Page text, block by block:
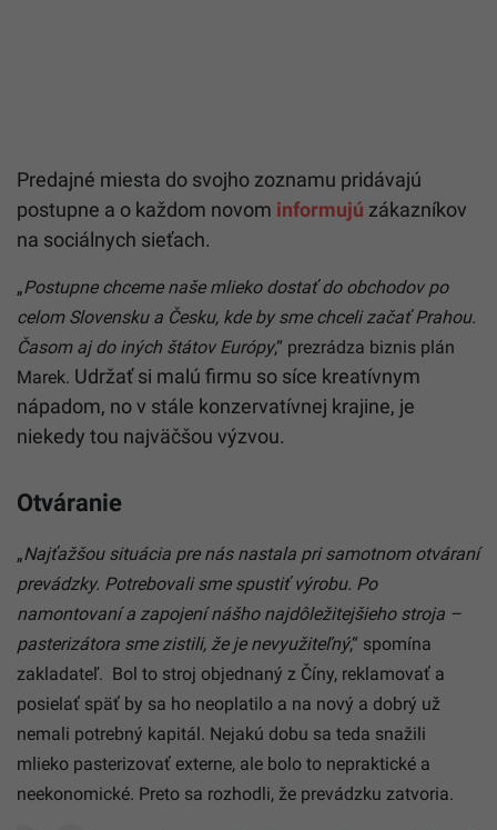
Predajné miesta do svojho zoznamu pridávajú
postupne a o každom novom informujú zákazníkov
na sociálnych sieťach.
„Postupne chceme naše mlieko dostať do obchodov po
celom Slovensku a Česku, kde by sme chceli začať Prahou.
Časom aj do iných štátov Európy,“ prezrádza biznis plán
Marek. Udržať si malú firmu so síce kreatívnym
nápadom, no v stále konzervatívnej krajine, je
niekedy tou najväčšou výzvou.
Otváranie
„Najťažšou situácia pre nás nastala pri samotnom otváraní
prevádzky. Potrebovali sme spustiť výrobu. Po
namontovaní a zapojení nášho najdôležitejšieho stroja –
pasterizátora sme zistili, že je nevyužiteľný,“ spomína
zakladateľ. Bol to stroj objednaný z Číny, reklamovať a
posielať späť by sa ho neoplatilo a na nový a dobrý už
nemali potrebný kapitál. Nejakú dobu sa teda snažili
mlieko pasterizovať externe, ale bolo to nepraktické a
neekonomické. Preto sa rozhodli, že prevádzku zatvoria.